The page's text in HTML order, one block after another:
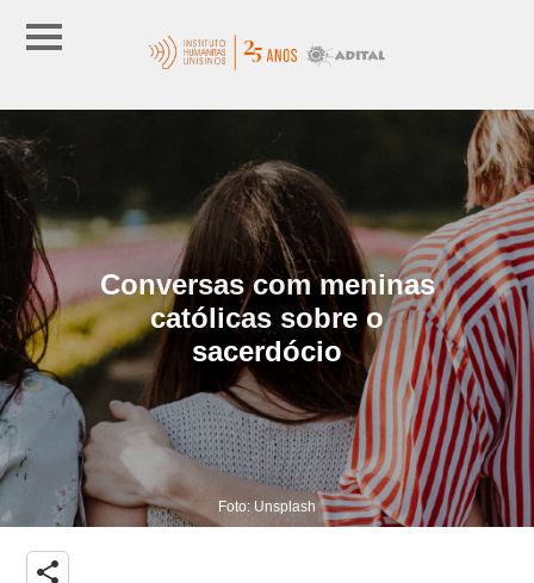
Conversas com meninas
católicas sobre o
sacerdócio
Foto: Unsplash
share